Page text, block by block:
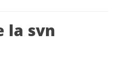
la svn